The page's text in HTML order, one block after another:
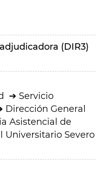
(DIR3)
Servicio
Dirección General
Asistencial de
Universitario Severo